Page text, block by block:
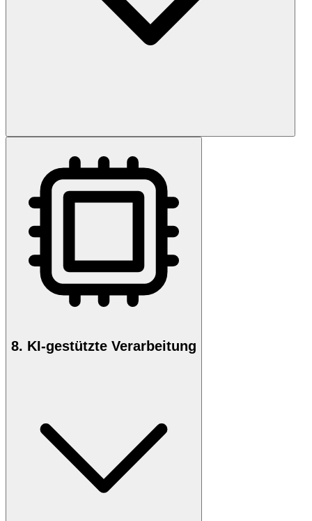
8. KI-gestützte Verarbeitung